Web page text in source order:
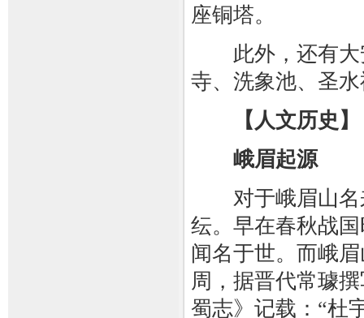
座铜塔。
此外，还有大
寺、洗象池、圣
【人文历史】
峨眉起源
对于峨眉山名
纭。早在春秋战
闻名于世。而峨
周，据晋代常璩
蜀志》记载：“杜